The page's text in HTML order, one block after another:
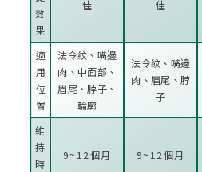
效
果
佳 佳
適
用
位
置
法令紋、嘴邊
肉、中面部、
眉尾、脖子、
輪廓
法令紋、嘴邊
肉、眉尾、脖
子
維
持
時
9~12個月 9~12個月